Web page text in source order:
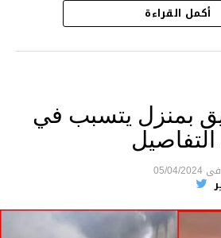
مركز الأمن الوطني بحي
من محاصرة المشتبه به
على التحقيق في خصوص
أكمل القراءة
بمنزل يتسبب في
فى 05/04/2024